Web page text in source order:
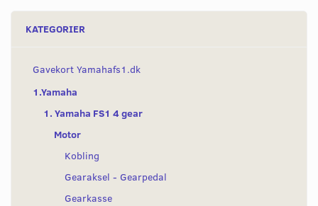
KATEGORIER
Gavekort Yamahafs1.dk
1.Yamaha
1. Yamaha FS1 4 gear
Motor
Kobling
Gearaksel - Gearpedal
Gearkasse